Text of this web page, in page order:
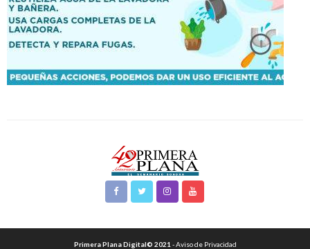
Primera Plana Digital© 2021- Aviso de Privacidad